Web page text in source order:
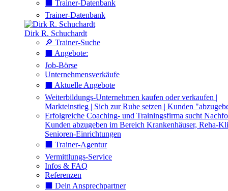
⬛️ Trainer-Datenbank
Trainer-Datenbank
Dirk R. Schuchardt
🔎 Trainer-Suche
⬛️ Angebote:
Job-Börse
Unternehmensverkäufe
⬛️ Aktuelle Angebote
Weiterbildungs-Unternehmen kaufen oder verkaufen |
Markteinstieg | Sich zur Ruhe setzen | Kunden
Erfolgreiche Coaching- und Trainingsfirma sucht
Kunden abzugeben im Bereich Krankenhäuser, Reha-
Senioren-Einrichtungen
⬛️ Trainer-Agentur
Vermittlungs-Service
Infos & FAQ
Referenzen
⬛️ Dein Ansprechpartner